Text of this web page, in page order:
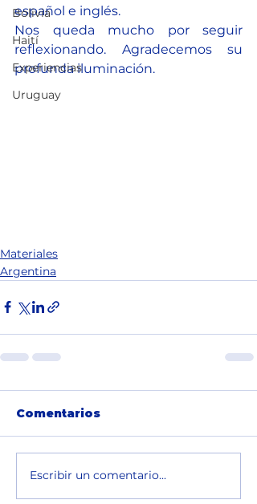
Bolivia
Haití
Experiencias
Uruguay
español e inglés.
Nos queda mucho por seguir
reflexionando. Agradecemos su
profunda iluminación.
Materiales
Argentina
Comentarios
Escribir un comentario...